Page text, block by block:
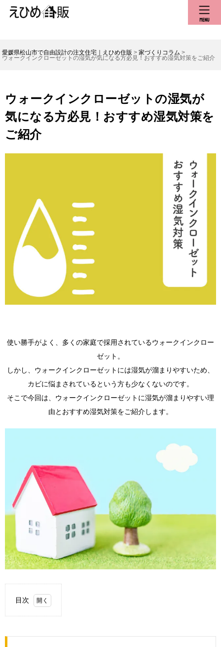
愛媛県松山市で自由設計の注文住宅｜えひめ住販 >家づくりコラム >
ウォークインクローゼットの湿気が気になる方必見！おすすめ湿気対策をご紹介
ウォークインクローゼットの湿気が
気になる方必見！おすすめ湿気対策を
ご紹介
使い勝手がよく、多くの家庭で採用されているウォークインクロー
ゼット。
しかし、ウォークインクローゼットには湿気が溜まりやすいため、
カビに悩まされているという方も少なくないのです。
そこで今回は、ウォークインクローゼットに湿気が溜まりやすい理
由とおすすめ湿気対策をご紹介します。
目次
1.
ーク